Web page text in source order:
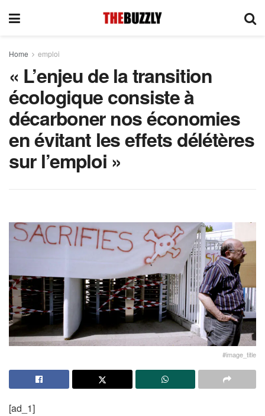
Home emploi
« L’enjeu de la transition
écologique consiste à
décarboner nos économies
en évitant les effets délétères
sur l’emploi »
#image_title
[ad_1]